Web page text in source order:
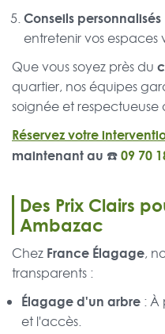
Conseils personnalisés
entretenir vos espaces
Que vous soyez près du
quartier, nos équipes
soignée et
Réservez votre
maintenant au ☎️09 70
Des Prix Clairs
Ambazac
Chez France Élagage,
transparents :
Élagage d'un arbre : À
et l'accès.